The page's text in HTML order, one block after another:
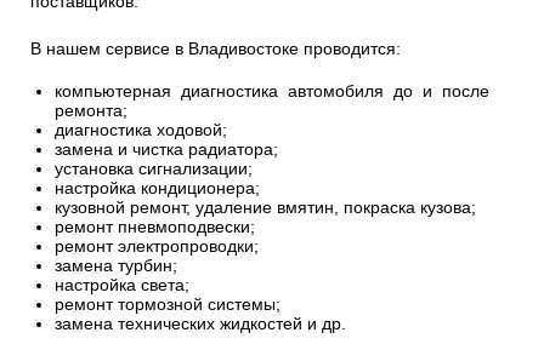
В нашем сервисе в Владивостоке проводится:
компьютерная диагностика автомобиля до и после
ремонта;
диагностика ходовой;
замена и чистка радиатора;
установка сигнализации;
настройка кондиционера;
кузовной ремонт, удаление вмятин, покраска кузова;
ремонт пневмоподвески;
ремонт электропроводки;
замена турбин;
настройка света;
ремонт тормозной системы;
замена технических жидкостей и др.